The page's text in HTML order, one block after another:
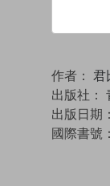
作者： 君
出版社：
出版日期：
國際書號：